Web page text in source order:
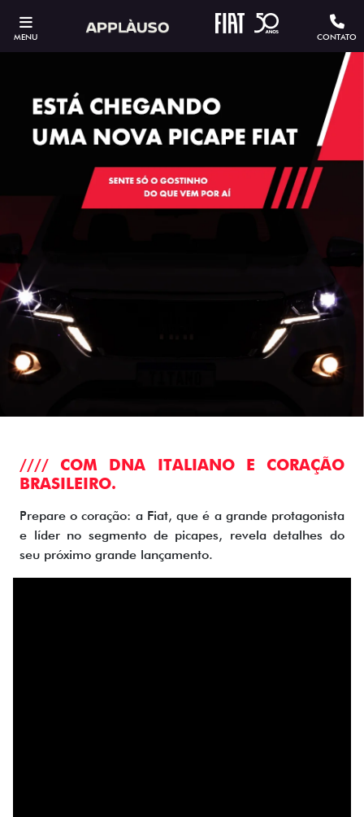
MENU CONTATO
//// COM DNA ITALIANO E CORAÇÃO
BRASILEIRO.
Prepare o coração: a Fiat, que é a grande protagonista
e líder no segmento de picapes, revela detalhes do
seu próximo grande lançamento.